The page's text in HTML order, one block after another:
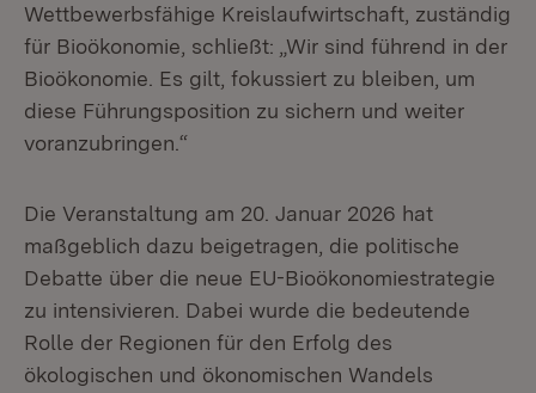
Wettbewerbsfähige Kreislaufwirtschaft, zuständig
für Bioökonomie, schließt: „Wir sind führend in der
Bioökonomie. Es gilt, fokussiert zu bleiben, um
diese Führungsposition zu sichern und weiter
voranzubringen.“
Die Veranstaltung am 20. Januar 2026 hat
maßgeblich dazu beigetragen, die politische
Debatte über die neue EU-Bioökonomiestrategie
zu intensivieren. Dabei wurde die bedeutende
Rolle der Regionen für den Erfolg des
ökologischen und ökonomischen Wandels